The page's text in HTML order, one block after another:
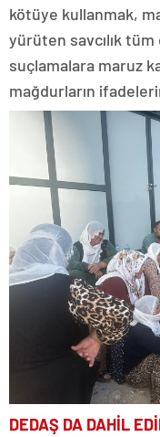
kötüye kullanmak,
yürüten savcılık
suçlamalara maruz
mağdurların
DEDAŞ DA DAHİL